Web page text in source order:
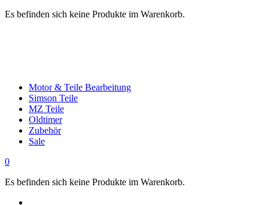
Es befinden sich keine Produkte im Warenkorb.
Motor & Teile Bearbeitung
Simson Teile
MZ Teile
Oldtimer
Zubehör
Sale
0
Es befinden sich keine Produkte im Warenkorb.